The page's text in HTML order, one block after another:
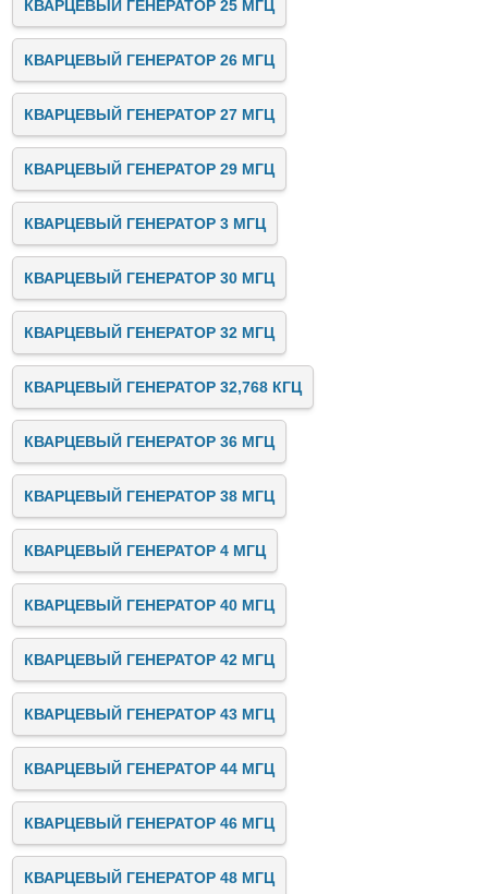
КВАРЦЕВЫЙ ГЕНЕРАТОР 25 МГЦ
КВАРЦЕВЫЙ ГЕНЕРАТОР 26 МГЦ
КВАРЦЕВЫЙ ГЕНЕРАТОР 27 МГЦ
КВАРЦЕВЫЙ ГЕНЕРАТОР 29 МГЦ
КВАРЦЕВЫЙ ГЕНЕРАТОР 3 МГЦ
КВАРЦЕВЫЙ ГЕНЕРАТОР 30 МГЦ
КВАРЦЕВЫЙ ГЕНЕРАТОР 32 МГЦ
КВАРЦЕВЫЙ ГЕНЕРАТОР 32,768 КГЦ
КВАРЦЕВЫЙ ГЕНЕРАТОР 36 МГЦ
КВАРЦЕВЫЙ ГЕНЕРАТОР 38 МГЦ
КВАРЦЕВЫЙ ГЕНЕРАТОР 4 МГЦ
КВАРЦЕВЫЙ ГЕНЕРАТОР 40 МГЦ
КВАРЦЕВЫЙ ГЕНЕРАТОР 42 МГЦ
КВАРЦЕВЫЙ ГЕНЕРАТОР 43 МГЦ
КВАРЦЕВЫЙ ГЕНЕРАТОР 44 МГЦ
КВАРЦЕВЫЙ ГЕНЕРАТОР 46 МГЦ
КВАРЦЕВЫЙ ГЕНЕРАТОР 48 МГЦ